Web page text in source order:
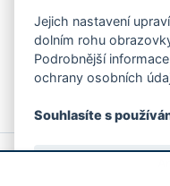
ankety,
Více
© 2026 Magistrát města Zlína
Jejich nastavení
dolním rohu
Podrobnější
ochrany osobních
Souhlasíte s